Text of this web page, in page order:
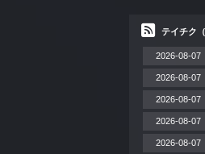
テイチク
2026-08-07
2026-08-07
2026-08-07
2026-08-07
2026-08-07